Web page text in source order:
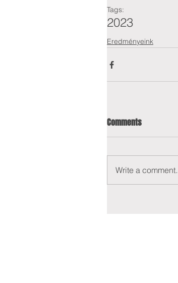
Tags:
2023
Eredményeink
Comments
Write a